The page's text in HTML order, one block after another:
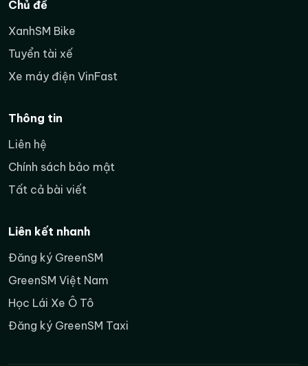
Chủ đề
XanhSM Bike
Tuyển tài xế
Xe máy điện VinFast
Thông tin
Liên hệ
Chính sách bảo mật
Tất cả bài viết
Liên kết nhanh
Đăng ký GreenSM
GreenSM Việt Nam
Học Lái Xe Ô Tô
Đăng ký GreenSM Taxi